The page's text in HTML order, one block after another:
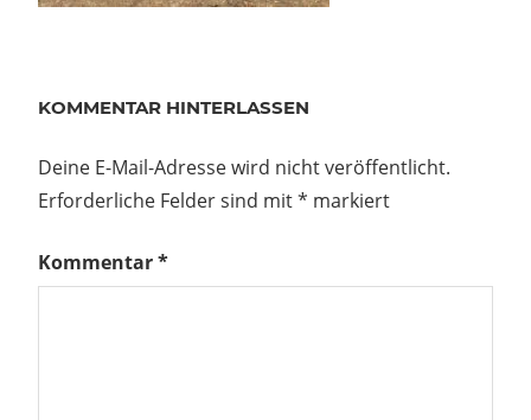
KOMMENTAR HINTERLASSEN
Deine E-Mail-Adresse wird nicht veröffentlicht.
Erforderliche Felder sind mit* markiert
Kommentar*